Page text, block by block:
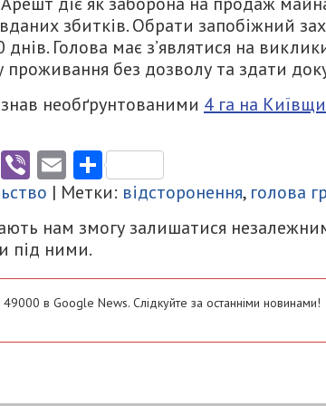
збитків. Обрати запобіжний
днів. Голова має з’являтися на
проживання без дозволу та здати
необґрунтованими 4 га на
WhatsApp
ViberEmailПоділитися
| Метки: відсторонення, голова
нам змогу залишатися
під ними.
в Google News. Слідкуйте за останніми новинами!